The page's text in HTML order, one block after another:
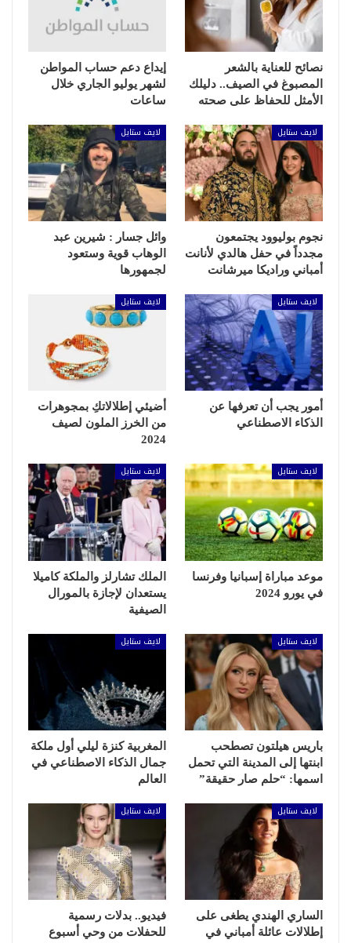
نصائح للعناية بالشعر
المصبوغ في الصيف.. دليلك
الأمثل للحفاظ على صحته
إيداع دعم حساب المواطن
لشهر يوليو الجاري خلال
ساعات
لايف ستايل
نجوم بوليوود يجتمعون
مجدداً في حفل هالدي لأنانت
أمباني وراديكا ميرشانت
لايف ستايل
وائل جسار : شيرين عبد
الوهاب قوية وستعود
لجمهورها
لايف ستايل
أمور يجب أن تعرفها عن
الذكاء الاصطناعي
لايف ستايل
أضيئي إطلالاتكِ بمجوهرات
من الخرز الملون لصيف
2024
لايف ستايل
موعد مباراة إسبانيا وفرنسا
في يورو 2024
لايف ستايل
الملك تشارلز والملكة كاميلا
يستعدان لإجازة بالمورال
الصيفية
لايف ستايل
باريس هيلتون تصطحب
ابنتها إلى المدينة التي تحمل
اسمها: “حلم صار حقيقة”
لايف ستايل
المغربية كنزة ليلي أول ملكة
جمال الذكاء الاصطناعي في
العالم
لايف ستايل
الساري الهندي يطغى على
إطلالات عائلة أمباني في
لايف ستايل
فيديو.. بدلات رسمية
للحفلات من وحي أسبوع